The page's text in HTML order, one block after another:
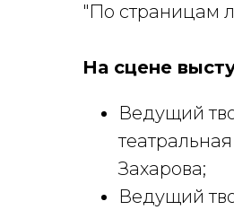
"По страницам
На сцене
Ведущий
Захарова;
Ведущий